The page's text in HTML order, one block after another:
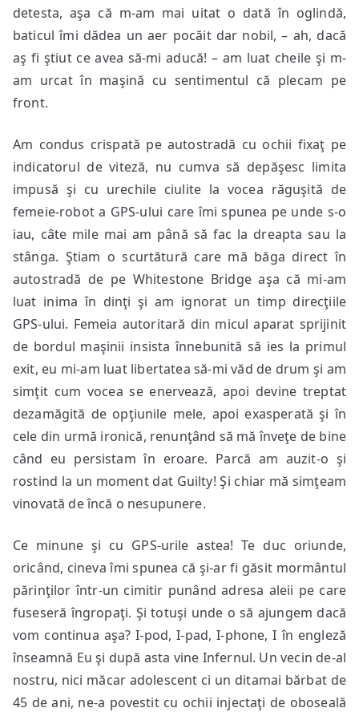
detesta, aşa că m-am mai uitat o dată în oglindă,
baticul îmi dădea un aer pocăit dar nobil, – ah, dacă
aş fi ştiut ce avea să-mi aducă! – am luat cheile şi m-
am urcat în maşină cu sentimentul că plecam pe
front.
Am condus crispată pe autostradă cu ochii fixaţ pe
indicatorul de viteză, nu cumva să depăşesc limita
impusă şi cu urechile ciulite la vocea răguşită de
femeie-robot a GPS-ului care îmi spunea pe unde s-o
iau, câte mile mai am până să fac la dreapta sau la
stânga. Ştiam o scurtătură care mă băga direct în
autostradă de pe Whitestone Bridge aşa că mi-am
luat inima în dinţi şi am ignorat un timp direcţiile
GPS-ului. Femeia autoritară din micul aparat sprijinit
de bordul maşinii insista înnebunită să ies la primul
exit, eu mi-am luat libertatea să-mi văd de drum şi am
simţit cum vocea se enervează, apoi devine treptat
dezamăgită de opţiunile mele, apoi exasperată şi în
cele din urmă ironică, renunţând să mă înveţe de bine
când eu persistam în eroare. Parcă am auzit-o şi
rostind la un moment dat Guilty! Şi chiar mă simţeam
vinovată de încă o nesupunere.
Ce minune şi cu GPS-urile astea! Te duc oriunde,
oricând, cineva îmi spunea că şi-ar fi găsit mormântul
părinţilor într-un cimitir punând adresa aleii pe care
fuseseră îngropaţi. Şi totuşi unde o să ajungem dacă
vom continua aşa? I-pod, I-pad, I-phone, I în engleză
înseamnă Eu şi după asta vine Infernul. Un vecin de-al
nostru, nici măcar adolescent ci un ditamai bărbat de
45 de ani, ne-a povestit cu ochii injectaţi de oboseală